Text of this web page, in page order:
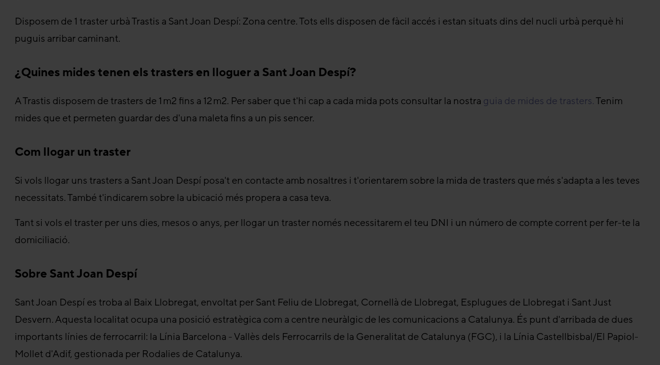
Disposem de 1 traster urbà Trastis a Sant Joan Despí: Zona centre. Tots ells disposen de fàcil accés i estan situats dins del nucli urbà perquè hi
puguis arribar caminant.
¿Quines mides tenen els trasters en lloguer a Sant Joan Despí?
A Trastis disposem de trasters de 1 m2 fins a 12 m2. Per saber que t'hi cap a cada mida pots consultar la nostra guia de mides de trasters.Tenim
mides que et permeten guardar des d'una maleta fins a un pis sencer.
Com llogar un traster
Si vols llogar uns trasters a Sant Joan Despí posa't en contacte amb nosaltres i t'orientarem sobre la mida de trasters que més s'adapta a les teves
necessitats. També t'indicarem sobre la ubicació més propera a casa teva.
Tant si vols el traster per uns dies, mesos o anys, per llogar un traster només necessitarem el teu DNI i un número de compte corrent per fer-te la
domiciliació.
Sobre Sant Joan Despí
Sant Joan Despí es troba al Baix Llobregat, envoltat per Sant Feliu de Llobregat, Cornellà de Llobregat, Esplugues de Llobregat i Sant Just
Desvern. Aquesta localitat ocupa una posició estratègica com a centre neuràlgic de les comunicacions a Catalunya. És punt d'arribada de dues
importants línies de ferrocarril: la Línia Barcelona - Vallès dels Ferrocarrils de la Generalitat de Catalunya (FGC), i la Línia Castellbisbal/El Papiol-
Mollet d'Adif, gestionada per Rodalies de Catalunya.